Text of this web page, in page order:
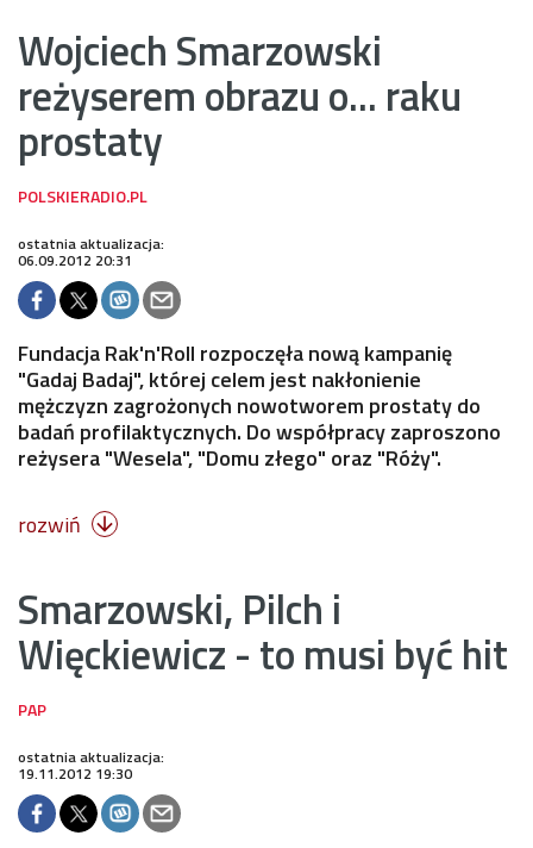
Wojciech Smarzowski
reżyserem obrazu o... raku
prostaty
ostatnia aktualizacja:
06.09.2012 20:31
Fundacja Rak'n'Roll rozpoczęła nową kampanię
"Gadaj Badaj", której celem jest nakłonienie
mężczyzn zagrożonych nowotworem prostaty do
badań profilaktycznych. Do współpracy zaproszono
reżysera "Wesela", "Domu złego" oraz "Róży".
rozwiń 
Smarzowski, Pilch i
Więckiewicz - to musi być hit
ostatnia aktualizacja:
19.11.2012 19:30